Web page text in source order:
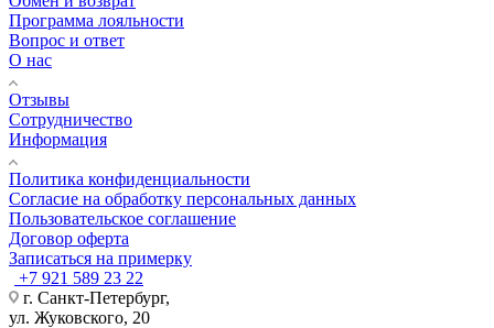
Программа лояльности
Вопрос и ответ
О нас
Отзывы
Сотрудничество
Информация
Политика конфиденциальности
Согласие на обработку персональных данных
Пользовательское соглашение
Договор оферта
Записаться на примерку
+7 921 589 23 22
г. Санкт-Петербург,
ул. Жуковского, 20